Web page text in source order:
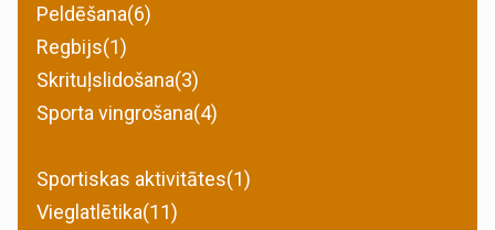
Peldēšana(6)
Regbijs(1)
Skrituļslidošana(3)
Sporta vingrošana(4)
Sportiskas aktivitātes(1)
Vieglatlētika(11)